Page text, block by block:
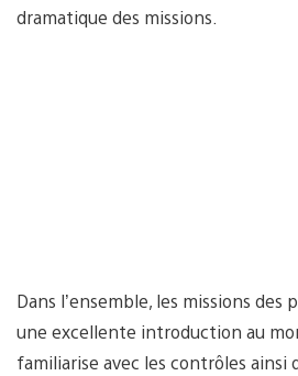
dramatique des missions.
Dans l’ensemble, les missions
une excellente introduction au
familiarise avec les contrôles ainsi